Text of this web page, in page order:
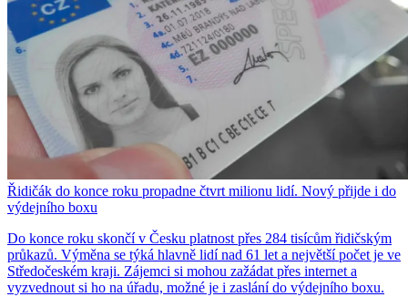
Řidičák do konce roku propadne čtvrt milionu lidí. Nový přijde i do
výdejního boxu
Do konce roku skončí v Česku platnost přes 284 tisícům řidičským
průkazů. Výměna se týká hlavně lidí nad 61 let a největší počet je ve
Středočeském kraji. Zájemci si mohou zažádat přes internet a
vyzvednout si ho na úřadu, možné je i zaslání do výdejního boxu.